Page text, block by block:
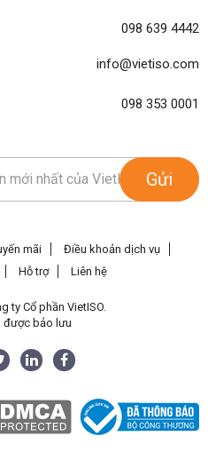
098 639 4442
info@vietiso.com
098 353 0001
Gửi
mãi
Điều khoản dịch vụ
Hỗ trợ Liên hệ
ty Cổ phần VietISO.
được bảo lưu